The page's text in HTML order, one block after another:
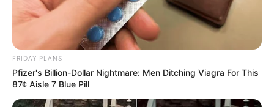
FRIDAY PLANS
Pfizer's Billion-Dollar Nightmare: Men Ditching Viagra For This
87¢ Aisle 7 Blue Pill